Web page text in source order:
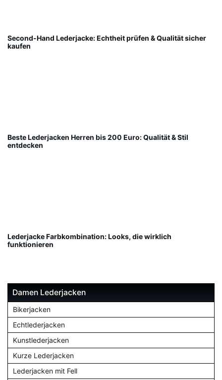
Second-Hand Lederjacke: Echtheit prüfen & Qualität sicher
kaufen
Beste Lederjacken Herren bis 200 Euro: Qualität & Stil
entdecken
Lederjacke Farbkombination: Looks, die wirklich
funktionieren
Damen Lederjacken
Bikerjacken
Echtlederjacken
Kunstlederjacken
Kurze Lederjacken
Lederjacken mit Fell